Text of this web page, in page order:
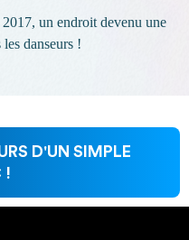
un endroit devenu une
danseurs !
D'UN SIMPLE
!